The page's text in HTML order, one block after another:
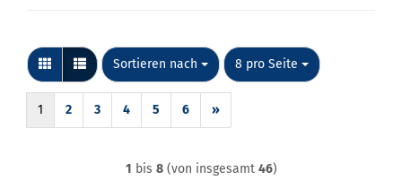
Sortieren nach
Sortieren nach 8 pro Seite
pro Seite
1 2 3 4 5 6 »
1 bis 8(von insgesamt 46)